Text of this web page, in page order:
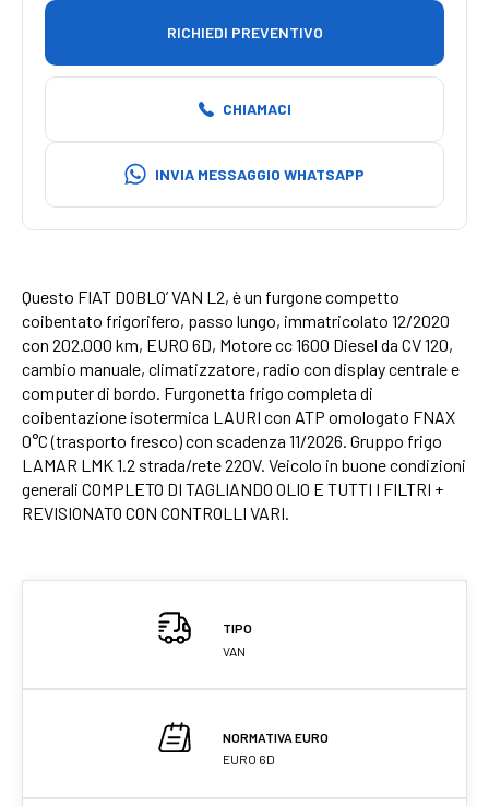
RICHIEDI PREVENTIVO
CHIAMACI
INVIA MESSAGGIO WHATSAPP
Questo FIAT DOBLO’ VAN L2, è un furgone competto
coibentato frigorifero, passo lungo, immatricolato 12/2020
con 202.000 km, EURO 6D, Motore cc 1600 Diesel da CV 120,
cambio manuale, climatizzatore, radio con display centrale e
computer di bordo. Furgonetta frigo completa di
coibentazione isotermica LAURI con ATP omologato FNAX
0°C (trasporto fresco) con scadenza 11/2026. Gruppo frigo
LAMAR LMK 1.2 strada/rete 220V. Veicolo in buone condizioni
generali COMPLETO DI TAGLIANDO OLIO E TUTTI I FILTRI +
REVISIONATO CON CONTROLLI VARI.
TIPO
VAN
NORMATIVA EURO
EURO 6D